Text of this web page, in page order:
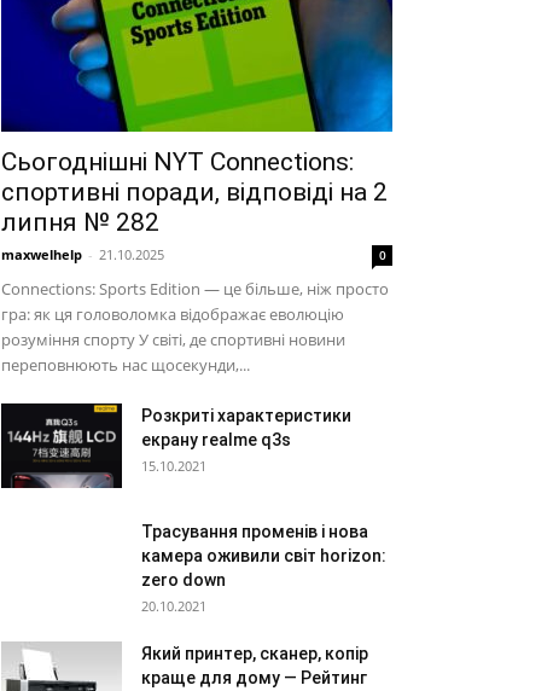
Сьогоднішні NYT Connections:
спортивні поради, відповіді на 2
липня № 282
maxwelhelp - 21.10.2025 0
Connections: Sports Edition — це більше, ніж просто
гра: як ця головоломка відображає еволюцію
розуміння спорту У світі, де спортивні новини
переповнюють нас щосекунди,...
Розкриті характеристики
екрану realme q3s
15.10.2021
Трасування променів і нова
камера оживили світ horizon:
zero down
20.10.2021
Який принтер, сканер, копір
краще для дому — Рейтинг